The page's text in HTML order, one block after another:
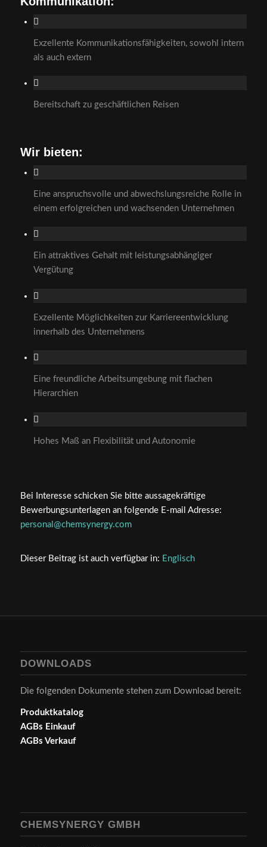
Exzellente Kommunikationsfähigkeiten, sowohl intern
als auch extern
Bereitschaft zu geschäftlichen Reisen
Wir bieten:
Eine anspruchsvolle und abwechslungsreiche Rolle in
einem erfolgreichen und wachsenden Unternehmen
Ein attraktives Gehalt mit leistungsabhängiger
Vergütung
Exzellente Möglichkeiten zur Karriereentwicklung
innerhalb des Unternehmens
Eine freundliche Arbeitsumgebung mit flachen
Hierarchien
Hohes Maß an Flexibilität und Autonomie
Bei Interesse schicken Sie bitte aussagekräftige
Bewerbungsunterlagen an folgende E-mail Adresse:
personal@chemsynergy.com
Dieser Beitrag ist auch verfügbar in: Englisch
DOWNLOADS
Die folgenden Dokumente stehen zum Download bereit:
Produktkatalog
AGBs Einkauf
AGBs Verkauf
CHEMSYNERGY GMBH